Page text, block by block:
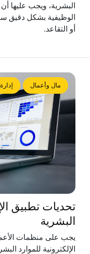
البشرية، ويجب عليها
الوظيفية بشكل دقيق
أو التقاعد.
مال وأعمال
تحديات تطبيق
البشرية
يجب على منظمات
الإلكترونية للموارد